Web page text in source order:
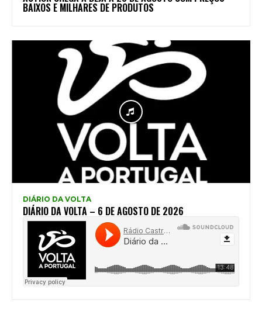
BAIXOS E MILHARES DE PRODUTOS
DIÁRIO DA VOLTA
DIÁRIO DA VOLTA – 6 DE AGOSTO DE 2026